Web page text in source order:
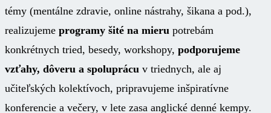
témy (mentálne zdravie, online nástrahy, šikana a pod.),
realizujeme programy šité na mieru potrebám
konkrétnych tried, besedy, workshopy, podporujeme
vzťahy, dôveru a spoluprácu v triednych, ale aj
učiteľských kolektívoch, pripravujeme inšpiratívne
konferencie a večery, v lete zasa anglické denné kempy.